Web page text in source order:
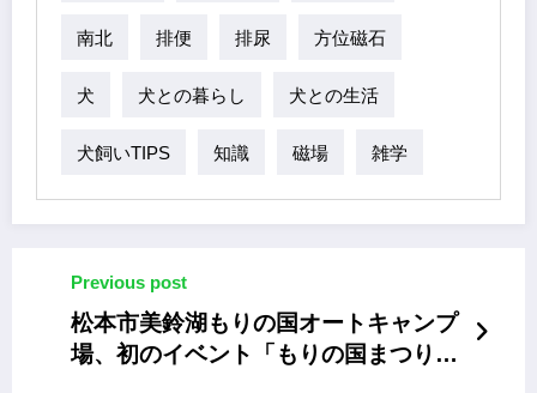
南北 排便 排尿 方位磁石
犬 犬との暮らし 犬との生活
犬飼いTIPS 知識 磁場 雑学
Previous post
松本市美鈴湖もりの国オートキャンプ
場、初のイベント「もりの国まつり」